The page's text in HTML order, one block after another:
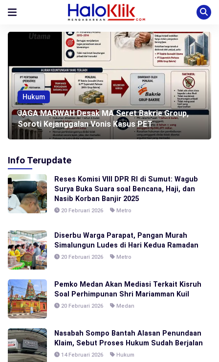
Hukum
JAGA MARWAH Desak MA Seret Bakrie Group,
Soroti Kejanggalan Vonis Kasus PET
Info Terupdate
Reses Komisi VIII DPR RI di Sumut: Wagub
Surya Buka Suara soal Bencana, Haji, dan
Nasib Korban Banjir 2025
20 Februari 2026 Metro
Diserbu Warga Parapat, Pangan Murah
Simalungun Ludes di Hari Kedua Ramadan
20 Februari 2026 Metro
Pemko Medan Akan Mediasi Terkait Kisruh
Soal Perhimpunan Shri Mariamman Kuil
20 Februari 2026 Medan
Nasabah Sompo Bantah Alasan Penundaan
Klaim, Sebut Proses Hukum Sudah Berjalan
14 Februari 2026 Hukum